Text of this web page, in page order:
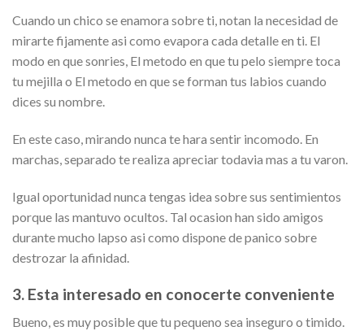
Cuando un chico se enamora sobre ti, notan la necesidad de
mirarte fijamente asi­ como evapora cada detalle en ti. El
modo en que sonries, El metodo en que tu pelo siempre toca
tu mejilla o El metodo en que se forman tus labios cuando
dices su nombre.
En este caso, mirando nunca te hara sentir incomodo. En
marchas, separado te realiza apreciar todavia mas a tu varon.
Igual oportunidad nunca tengas idea sobre sus sentimientos
porque las mantuvo ocultos. Tal ocasion han sido amigos
durante mucho lapso asi­ como dispone de panico sobre
destrozar la afinidad.
3. Esta interesado en conocerte conveniente
Bueno, es muy posible que tu pequeno sea inseguro o timido.